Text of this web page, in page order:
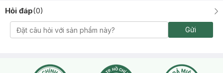
Hỏi đáp(0)
Gửi